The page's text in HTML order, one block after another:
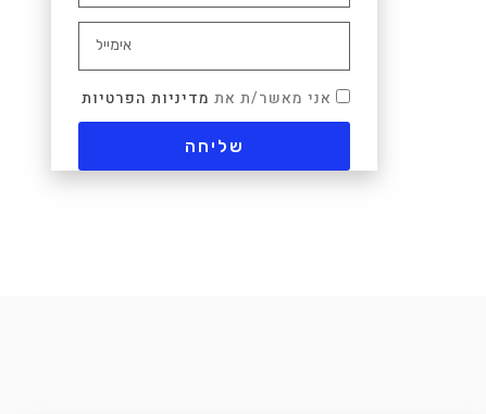
אני מאשר/ת את מדיניות הפרטיות